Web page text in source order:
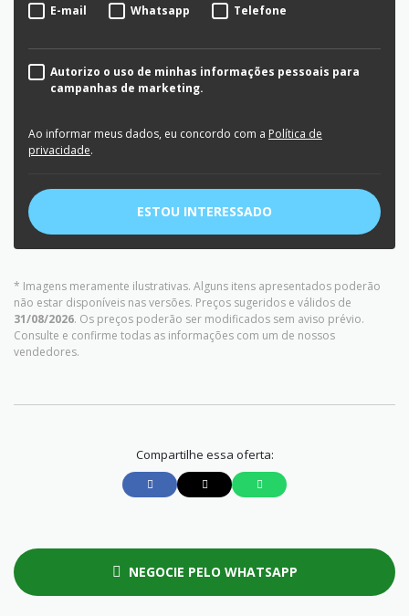
E-mail Whatsapp Telefone
Autorizo o uso de minhas informações pessoais para
campanhas de marketing.
Ao informar meus dados, eu concordo com a Política de
privacidade.
ESTOU INTERESSADO
* Imagens meramente ilustrativas. Alguns itens apresentados poderão
não estar disponíveis nas versões. Preços sugeridos e válidos de
31/08/2026. Os preços poderão ser modificados sem aviso prévio.
Consulte e confirme todas as informações com um de nossos
vendedores.
Compartilhe essa oferta:
NEGOCIE PELO WHATSAPP